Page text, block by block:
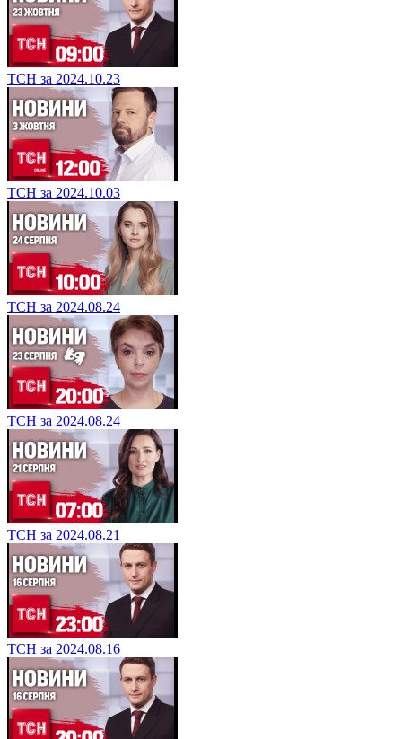
ТСН за 2024.10.23
ТСН за 2024.10.03
ТСН за 2024.08.24
ТСН за 2024.08.24
ТСН за 2024.08.21
ТСН за 2024.08.16